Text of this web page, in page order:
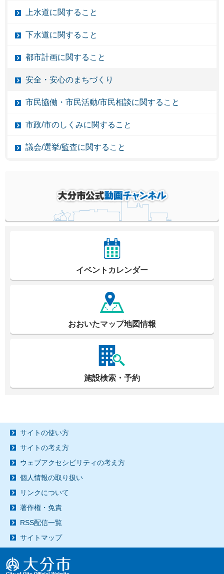
上水道に関すること
下水道に関すること
都市計画に関すること
安全・安心のまちづくり
市民協働・市民活動/市民相談に関すること
市政/市のしくみに関すること
議会/選挙/監査に関すること
イベントカレンダー
おおいたマップ地図情報
施設検索・予約
サイトの使い方
サイトの考え方
ウェブアクセシビリティの考え方
個人情報の取り扱い
リンクについて
著作権・免責
RSS配信一覧
サイトマップ